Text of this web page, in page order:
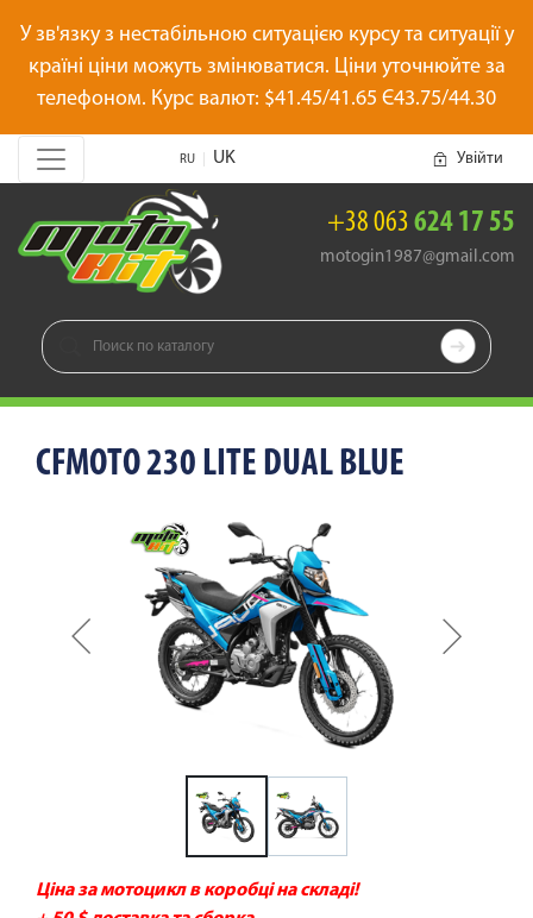
У зв'язку з нестабільною ситуацією курсу та ситуації у
країні ціни можуть змінюватися. Ціни уточнюйте за
телефоном. Курс валют: $41.45/41.65 Є43.75/44.30
RU UK Увійти
+38 063 624 17 55
motogin1987@gmail.com

CFMOTO 230 LITE DUAL BLUE
Ціна за мотоцикл в коробці на складі!